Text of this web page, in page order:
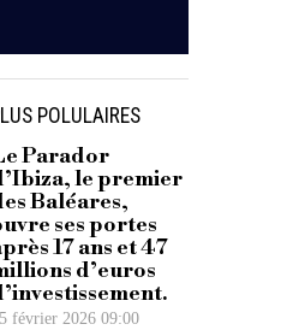
POLULAIRES
Parador
le premier
Baléares,
ses portes
17 ans et 47
d’euros
février 2026 09:00